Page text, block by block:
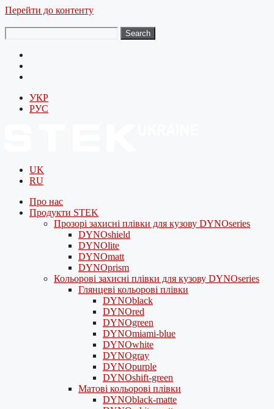
Перейти до контенту
Search
УКР
РУС
UK
RU
Про нас
Продукти STEK
Прозорі захисні плівки для кузову DYNOseries
DYNOshield
DYNOlite
DYNOmatt
DYNOprism
Кольорові захисні плівки для кузову DYNOseries
Глянцеві кольорові плівки
DYNOblack
DYNOred
DYNOgreen
DYNOmiami-blue
DYNOwhite
DYNOgray
DYNOpurple
DYNOshift-green
Матові кольорові плівки
DYNOblack-matte